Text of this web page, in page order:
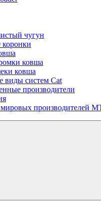
чугун
коронки
ковша
ковша
виды систем Cat
производители
производителей